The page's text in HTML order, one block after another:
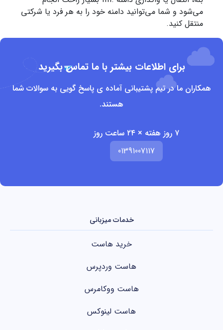
می‌شود و شما می‌توانید دامنه خود را به هر فرد یا شرکتی
منتقل کنید.
برای اطلاعات بیشتر با ما تماس بگیرید
همکاران ما در تیم پشتیبانی آماده ی پاسخ گویی به سوالات شما
هستند.
۷ روز هفته × ۲۴ ساعت روز
01391007117
خدمات میزبانی
خرید هاست
هاست وردپرس
هاست ووکامرس
هاست لینوکس